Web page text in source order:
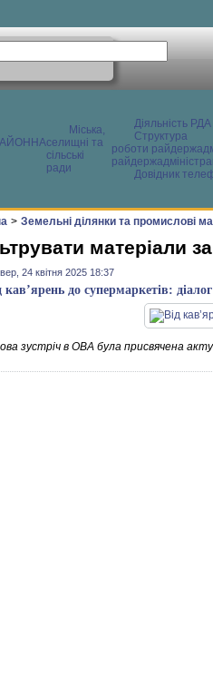
Міська,
селищні та
сільські
ради
Діяльність РДА
Структура
роботи
Довідник
> Земельні ділянки та промислові
матеріали
24 квітня 2025 18:37
кав’ярень до супермаркетів:
зустріч в ОВА була присвячена